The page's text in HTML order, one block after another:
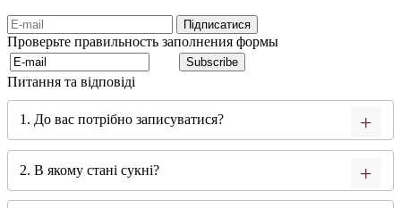
Проверьте правильность заполнения формы
Питання та відповіді
1. До вас потрібно записуватися?
2. В якому стані сукні?